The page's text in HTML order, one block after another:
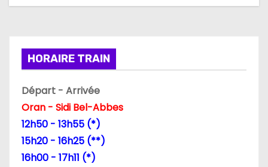
o
n
d
e
HORAIRE TRAIN
Départ - Arrivée
Oran - Sidi Bel-Abbes
12h50 - 13h55 (*)
15h20 - 16h25 (**)
16h00 - 17h11 (*)